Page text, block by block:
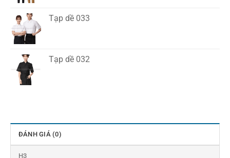
Tạp dề 033
Tạp dề 032
ĐÁNH GIÁ (0)
H3